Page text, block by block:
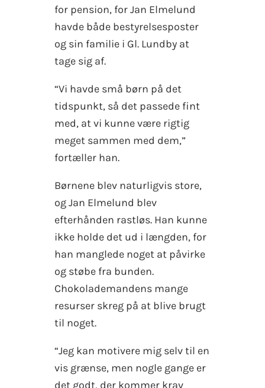
for pension, for Jan Elmelund
havde både bestyrelsesposter
og sin familie i Gl. Lundby at
tage sig af.
“Vi havde små børn på det
tidspunkt, så det passede fint
med, at vi kunne være rigtig
meget sammen med dem,”
fortæller han.
Børnene blev naturligvis store,
og Jan Elmelund blev
efterhånden rastløs. Han kunne
ikke holde det ud i længden, for
han manglede noget at påvirke
og støbe fra bunden.
Chokolademandens mange
resurser skreg på at blive brugt
til noget.
“Jeg kan motivere mig selv til en
vis grænse, men nogle gange er
det godt, der kommer krav